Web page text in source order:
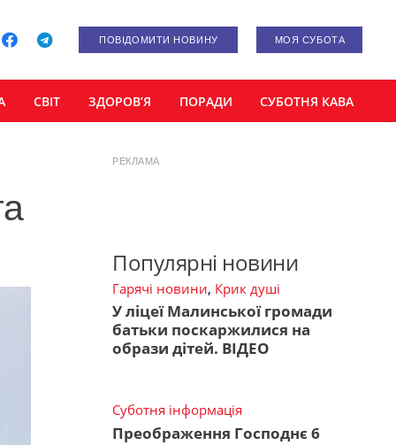
ПОВІДОМИТИ НОВИНУ МОЯ СУБОТА
СВІТ ЗДОРОВ’Я ПОРАДИ СУБОТНЯ КАВА
РЕКЛАМА
Популярні новини
Гарячі новини, Крик душі
У ліцеї Малинської громади
батьки поскаржилися на
образи дітей. ВІДЕО
Суботня інформація
Преображення Господнє 6